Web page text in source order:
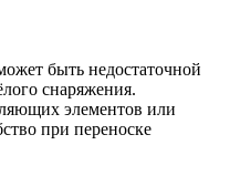
быть недостаточной
снаряжения.
элементов или
при переноске